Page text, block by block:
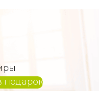
подарок